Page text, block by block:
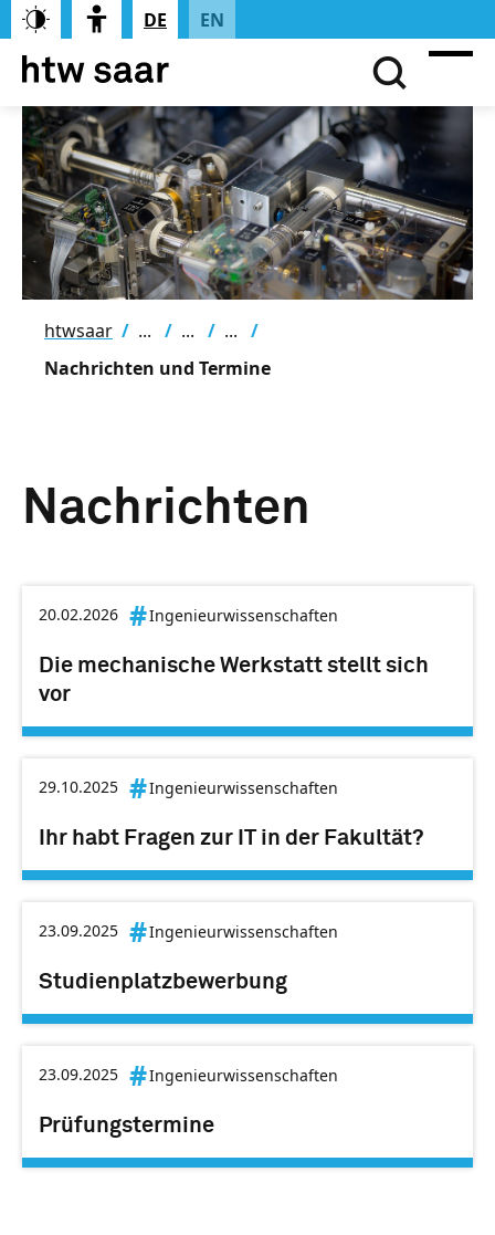
DE EN
htwsaar
Nachrichten und Termine
Nachrichten
20.02.2026 Ingenieurwissenschaften
Die mechanische Werkstatt stellt sich
vor
29.10.2025 Ingenieurwissenschaften
Ihr habt Fragen zur IT in der Fakultät?
23.09.2025 Ingenieurwissenschaften
Studienplatzbewerbung
23.09.2025 Ingenieurwissenschaften
Prüfungstermine